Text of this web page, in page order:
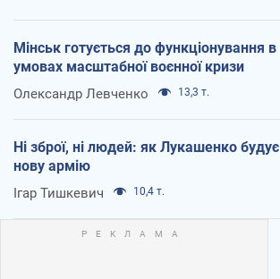
Мінськ готується до функціонування в
умовах масштабної воєнної кризи
Олександр Левченко 13,3 т.
Ні зброї, ні людей: як Лукашенко будує
нову армію
Ігар Тишкевич 10,4 т.